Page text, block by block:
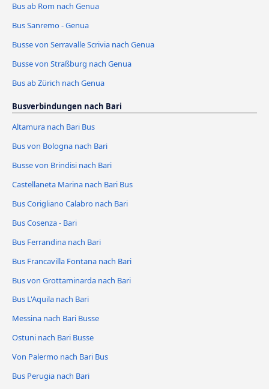
Bus ab Rom nach Genua
Bus Sanremo - Genua
Busse von Serravalle Scrivia nach Genua
Busse von Straßburg nach Genua
Bus ab Zürich nach Genua
Busverbindungen nach Bari
Altamura nach Bari Bus
Bus von Bologna nach Bari
Busse von Brindisi nach Bari
Castellaneta Marina nach Bari Bus
Bus Corigliano Calabro nach Bari
Bus Cosenza - Bari
Bus Ferrandina nach Bari
Bus Francavilla Fontana nach Bari
Bus von Grottaminarda nach Bari
Bus L'Aquila nach Bari
Messina nach Bari Busse
Ostuni nach Bari Busse
Von Palermo nach Bari Bus
Bus Perugia nach Bari